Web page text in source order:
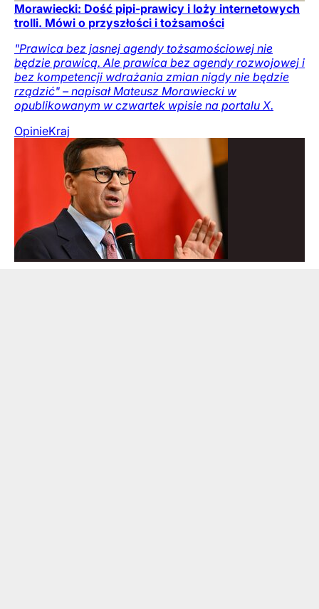
Morawiecki: Dość pipi-prawicy i loży internetowych
trolli. Mówi o przyszłości i tożsamości
"Prawica bez jasnej agendy tożsamościowej nie
będzie prawicą. Ale prawica bez agendy rozwojowej i
bez kompetencji wdrażania zmian nigdy nie będzie
rządzić" – napisał Mateusz Morawiecki w
opublikowanym w czwartek wpisie na portalu X.
OpinieKraj